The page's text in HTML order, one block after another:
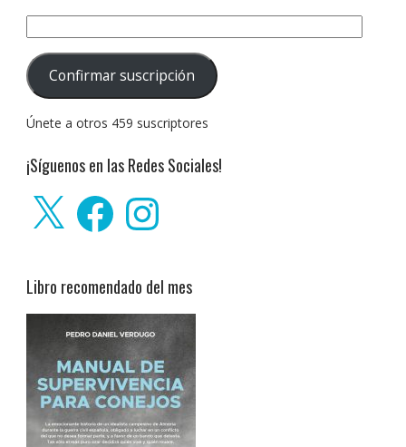
de
correo
electrónico:
Confirmar suscripción
Únete a otros 459 suscriptores
¡Síguenos en las Redes Sociales!
FacebookInstagram
Libro recomendado del mes